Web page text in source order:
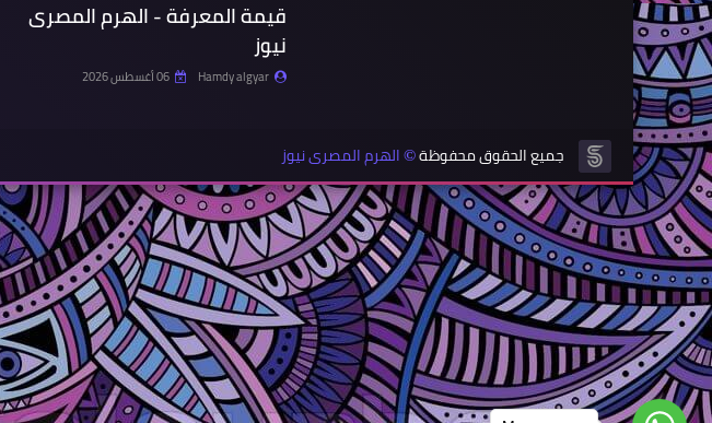
قيمة المعرفة - الهرم المصرى
نيوز
Hamdy algyar 06 أغسطس 2026
جميع الحقوق محفوظة© الهرم المصرى نيوز